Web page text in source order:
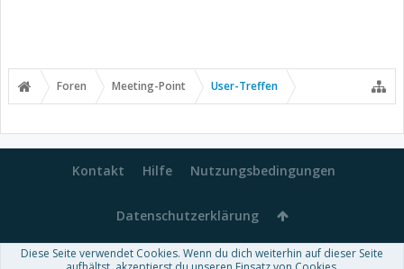
Foren Meeting-Point User-Treffen
Kontakt Hilfe Nutzungsbedingungen
Datenschutzerklärung
Diese Seite verwendet Cookies. Wenn du dich weiterhin auf dieser Seite